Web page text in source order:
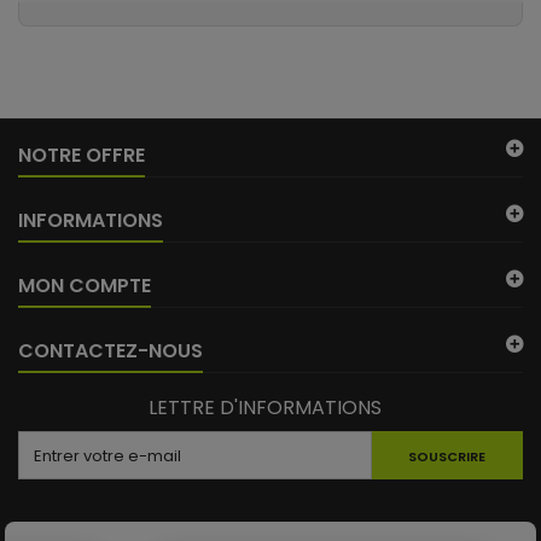
NOTRE OFFRE
INFORMATIONS
MON COMPTE
CONTACTEZ-NOUS
LETTRE D'INFORMATIONS
SOUSCRIRE